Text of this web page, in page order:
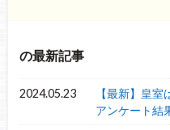
の最新記事
2024.05.23
【最新】皇
アンケート結